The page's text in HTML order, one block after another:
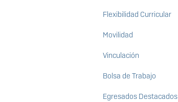
Flexibilidad Curricular
Movilidad
Vinculación
Bolsa de Trabajo
Egresados Destacados